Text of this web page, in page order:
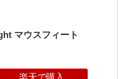
マウスフィート